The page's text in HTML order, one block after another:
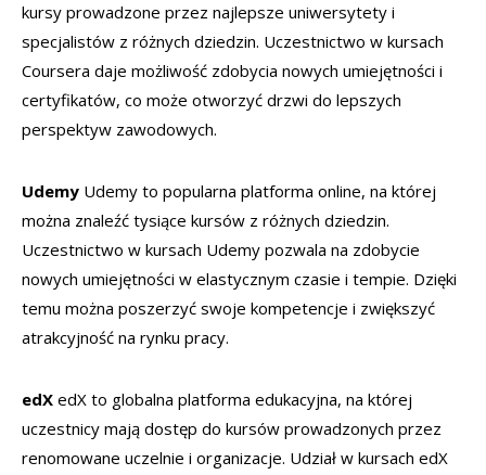
kursy prowadzone przez najlepsze uniwersytety i
specjalistów z różnych dziedzin. Uczestnictwo w kursach
Coursera daje możliwość zdobycia nowych umiejętności i
certyfikatów, co może otworzyć drzwi do lepszych
perspektyw zawodowych.
Udemy Udemy to popularna platforma online, na której
można znaleźć tysiące kursów z różnych dziedzin.
Uczestnictwo w kursach Udemy pozwala na zdobycie
nowych umiejętności w elastycznym czasie i tempie. Dzięki
temu można poszerzyć swoje kompetencje i zwiększyć
atrakcyjność na rynku pracy.
edX edX to globalna platforma edukacyjna, na której
uczestnicy mają dostęp do kursów prowadzonych przez
renomowane uczelnie i organizacje. Udział w kursach edX